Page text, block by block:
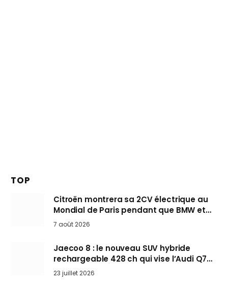
TOP
Citroën montrera sa 2CV électrique au
Mondial de Paris pendant que BMW et
Mini désertent le salon
7 août 2026
Jaecoo 8 : le nouveau SUV hybride
rechargeable 428 ch qui vise l’Audi Q7
arrive en Europe cet automne
23 juillet 2026